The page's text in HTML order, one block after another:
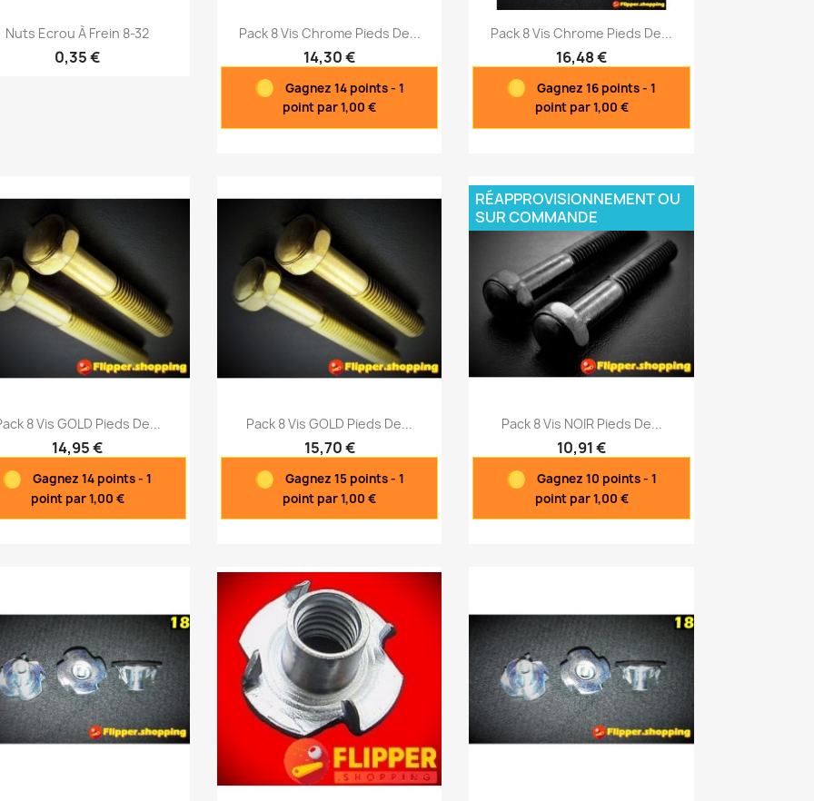
 Aperçu rapide
Nuts Ecrou À Frein 8-32
0,35 €
Aperçu rapide
Pack 8 Vis Chrome Pieds De...
14,30 €
Gagnez 14 points - 1
point par 1,00 €
Aperçu rapide
Pack 8 Vis Chrome Pieds De...
16,48 €
Gagnez 16 points - 1
point par 1,00 €
Aperçu rapide
8 Vis GOLD Pieds De...
14,95 €
Gagnez 14 points - 1
point par 1,00 €
Aperçu rapide
Pack 8 Vis GOLD Pieds De...
15,70 €
Gagnez 15 points - 1
point par 1,00 €
Aperçu rapide
Pack 8 Vis NOIR Pieds De...
10,91 €
Gagnez 10 points - 1
point par 1,00 €
RÉAPPROVISIONNEMENT OU
SUR COMMANDE